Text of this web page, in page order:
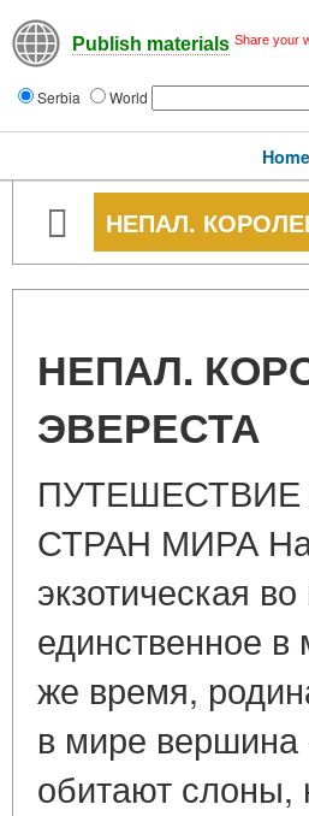
Publish materials Share your
Serbia World
Home
НЕПАЛ.
НЕПАЛ.
ЭВЕРЕСТА
СТРАН МИРА
экзотическая
единственное в
же время,
в мире вершина
обитают слоны,